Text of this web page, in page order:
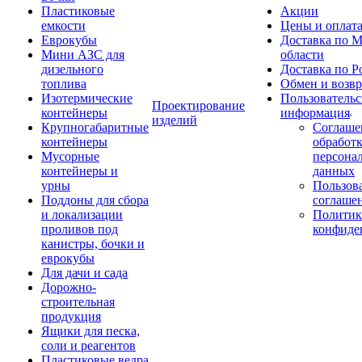
Пластиковые
емкости
Еврокубы
Мини АЗС для
дизельного
топлива
Изотермические
контейнеры
Крупногабаритные
контейнеры
Мусорные
контейнеры и
урны
Поддоны для сбора
и локализации
проливов под
канистры, бочки и
еврокубы
Для дачи и сада
Дорожно-
строительная
продукция
Ящики для песка,
соли и реагентов
Проектирование
изделий
Акции
Цены и оплата
Доставка по
области
Доставка по
Обмен и
информация
данных